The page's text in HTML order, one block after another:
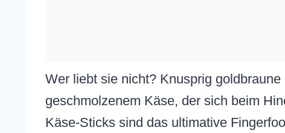
Wer liebt sie nicht? Knusprig
geschmolzenem Käse, der sich beim
Käse-Sticks sind das ultimative